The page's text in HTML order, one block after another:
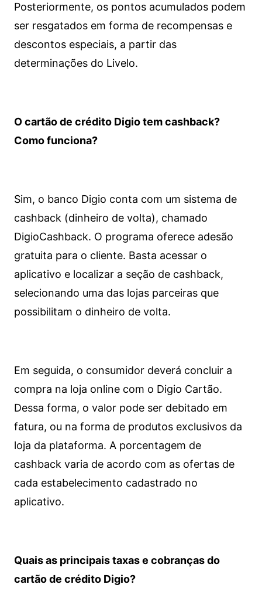
Posteriormente, os pontos acumulados podem
ser resgatados em forma de recompensas e
descontos especiais, a partir das
determinações do Livelo.
O cartão de crédito Digio tem cashback?
Como funciona?
Sim, o banco Digio conta com um sistema de
cashback (dinheiro de volta), chamado
DigioCashback. O programa oferece adesão
gratuita para o cliente. Basta acessar o
aplicativo e localizar a seção de cashback,
selecionando uma das lojas parceiras que
possibilitam o dinheiro de volta.
Em seguida, o consumidor deverá concluir a
compra na loja online com o Digio Cartão.
Dessa forma, o valor pode ser debitado em
fatura, ou na forma de produtos exclusivos da
loja da plataforma. A porcentagem de
cashback varia de acordo com as ofertas de
cada estabelecimento cadastrado no
aplicativo.
Quais as principais taxas e cobranças do
cartão de crédito Digio?